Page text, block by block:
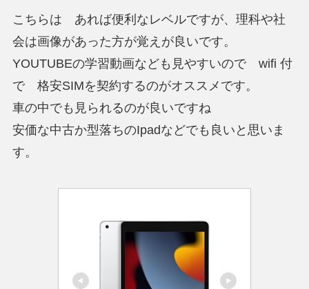
こちらは あれば便利なレベルですが、理科や社
会は画像があった方が覚えが良いです。
YOUTUBEの学習動画なども見やすいので wifi 付
で 格安SIMを契約するのがオススメです。
車の中でも見られるのが良いですね
安価な中古か型落ちのIpadなどでも良いと思いま
す。